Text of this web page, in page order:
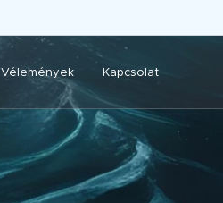
Vélemények Kapcsolat